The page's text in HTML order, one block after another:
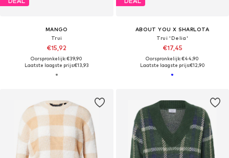
MANGO
Trui
€15,92
Oorspronkelijk: €39,90
Laatste laagste prijs:€13,93
ABOUT YOU X SHARLOTA
Trui 'Delia'
€17,45
Oorspronkelijk: €44,90
Laatste laagste prijs:€12,90